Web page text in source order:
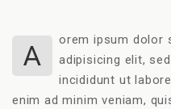
A
orem ipsum dolor
adipisicing elit,
incididunt ut
enim ad minim veniam,